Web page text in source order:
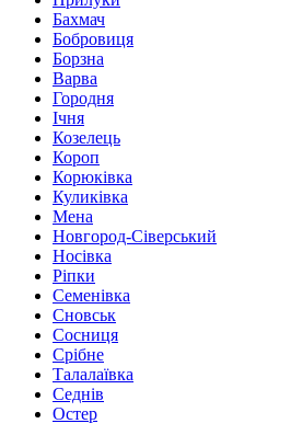
Бахмач
Бобровиця
Борзна
Варва
Городня
Ічня
Козелець
Короп
Корюківка
Куликівка
Мена
Новгород-Сіверський
Носівка
Ріпки
Семенівка
Сновськ
Сосниця
Срібне
Талалаївка
Седнів
Остер